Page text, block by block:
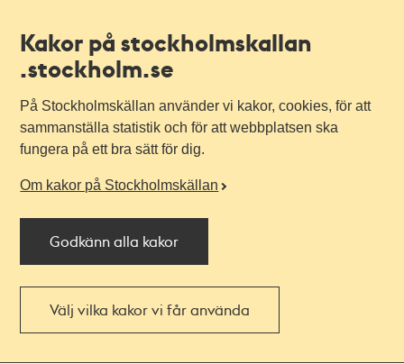
Kakor på stockholmskallan
.stockholm.se
På Stockholmskällan använder vi kakor, cookies, för att
sammanställa statistik och för att webbplatsen ska
fungera på ett bra sätt för dig.
Om kakor på Stockholmskällan
Godkänn alla kakor
Välj vilka kakor vi får använda